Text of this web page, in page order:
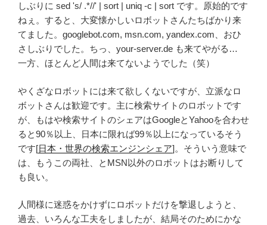
しぶりに sed 's/ .*//' | sort | uniq -c | sort です。原始的です
ねぇ。すると、大変懐かしいロボットさんたちばかり来
てました。googlebot.com, msn.com, yandex.com、おひ
さしぶりでした。ちっ、your-server.de も来てやがる…
一方、ほとんど人間は来てないようでした（笑）
やくざなロボットには来て欲しくないですが、立派なロ
ボットさんは歓迎です。主に検索サイトのロボットです
が、もはや検索サイトのシェアはGoogleとYahooを合わせ
ると90％以上、日本に限れば99％以上になっているそう
です[日本・世界の検索エンジンシェア]。そういう意味で
は、もうこの両社、とMSN以外のロボットはお断りして
も良い。
人間様に迷惑をかけずにロボットだけを撃退しようと、
過去、いろんな工夫をしましたが、結局そのためにかな